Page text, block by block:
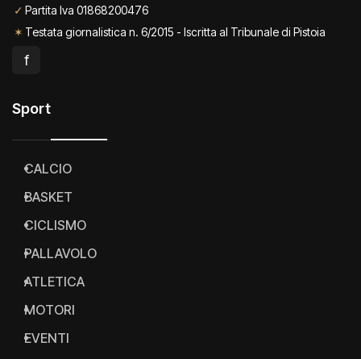
✓ Partita Iva 01868200476
✶ Testata giornalistica n. 6/2015 - Iscritta al Tribunale di Pistoia
f
Sport
CALCIO
BASKET
CICLISMO
PALLAVOLO
ATLETICA
MOTORI
EVENTI